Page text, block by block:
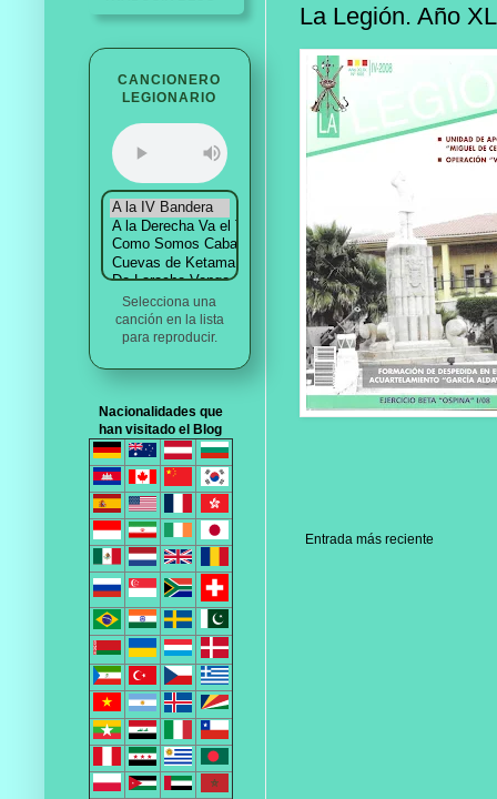
La Legión. Año
Entrada más reciente
CANCIONERO
LEGIONARIO
Selecciona una
canción en la lista
para reproducir.
Nacionalidades que
han visitado el Blog